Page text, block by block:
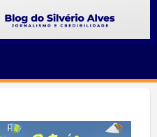
SILVERIO
ALVES